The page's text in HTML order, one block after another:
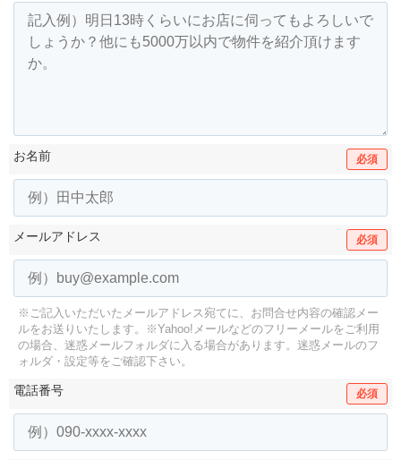
お名前 必須
メールアドレス 必須
※ご記入いただいたメールアドレス宛てに、お問合せ内容の確認メー
ルをお送りいたします。
※Yahoo!メールなどのフリーメールをご利用
の場合、迷惑メールフォルダに入る場合があります。 迷惑メールのフ
ォルダ・設定等をご確認下さい。
電話番号 必須